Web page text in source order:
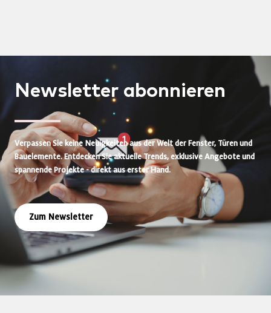
Newsletter abonnieren
Verpassen Sie keine Neuigkeiten aus der Welt der Fenster, Türen und
Bauelemente. Entdecken Sie aktuelle Trends, exklusive Angebote und
spannende Projekte - direkt aus erster Hand.
Zum Newsletter